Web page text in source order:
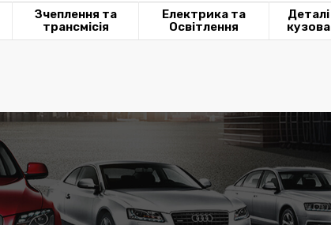
Зчеплення та
трансмісія
Електрика та
Освітлення
Деталі
кузова